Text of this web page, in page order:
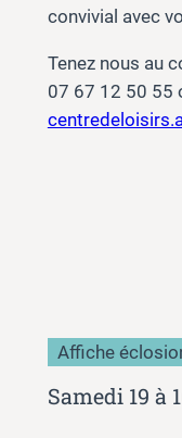
convivial avec
Tenez nous au
07 67 12 50 55
Affiche
Samedi 19 à